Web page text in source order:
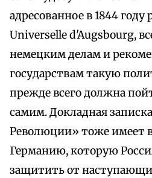
адресованное в 1844 году
Universelle d'Augsbourg,
немецким делам и
государствам такую
прежде всего должна
самим. Докладная
Революции» тоже имеет
Германию, которую
защитить от